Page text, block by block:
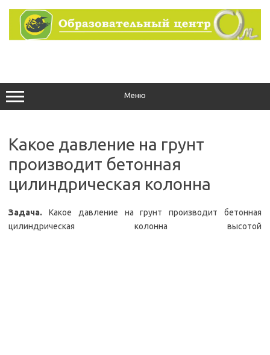
содержимому
Меню
Какое давление на грунт
производит бетонная
цилиндрическая колонна
Задача. Какое давление на грунт производит бетонная
цилиндрическая колонна высотой